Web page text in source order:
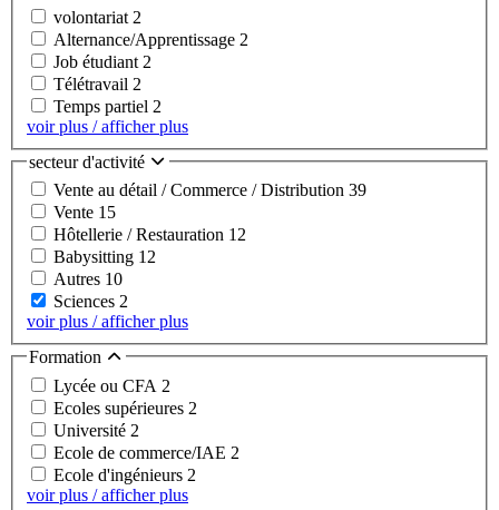
volontariat 2
Alternance/Apprentissage 2
Job étudiant 2
Télétravail 2
Temps partiel 2
voir plus / afficher plus
secteur d'activité
Vente au détail / Commerce / Distribution 39
Vente 15
Hôtellerie / Restauration 12
Babysitting 12
Autres 10
Sciences 2
voir plus / afficher plus
Formation
Lycée ou CFA 2
Ecoles supérieures 2
Université 2
Ecole de commerce/IAE 2
Ecole d'ingénieurs 2
voir plus / afficher plus